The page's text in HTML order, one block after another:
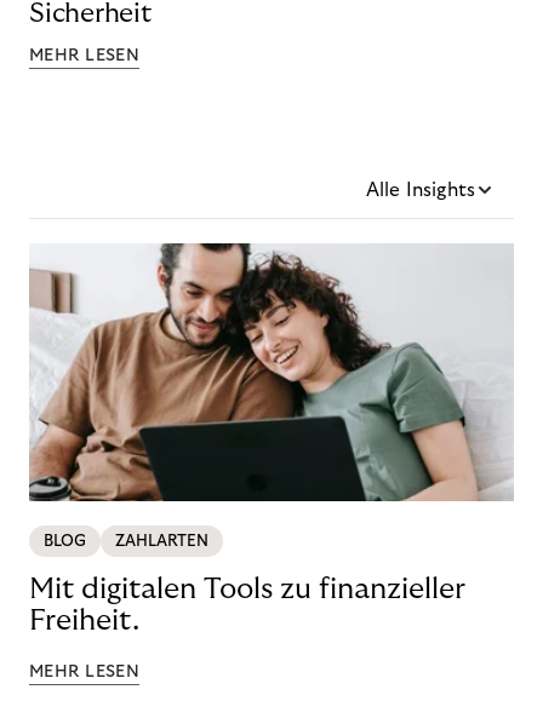
Sicherheit
MEHR LESEN
Alle Insights
BLOG ZAHLARTEN
Mit digitalen Tools zu finanzieller
Freiheit.
MEHR LESEN